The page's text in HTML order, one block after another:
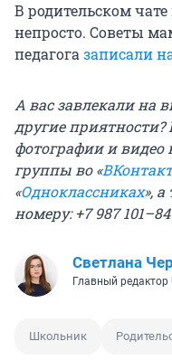
В родительском
непросто. Советы
педагогазаписали
А вас завлекали на
другие
фотографии и видео
группы во «
«Одноклассниках»,
номеру: +7 987
Светлана
Главный редактор
Школьник